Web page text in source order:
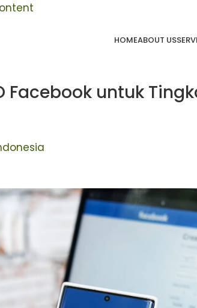
HOMEABOUT US
Facebook untuk